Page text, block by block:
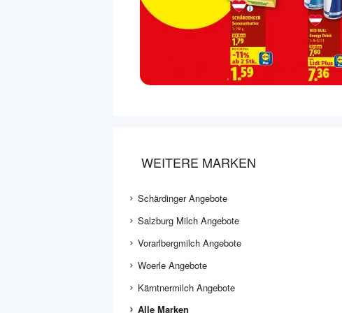
WEITERE MARKEN
Schärdinger Angebote
Salzburg Milch Angebote
Vorarlbergmilch Angebote
Woerle Angebote
Kärntnermilch Angebote
Alle Marken